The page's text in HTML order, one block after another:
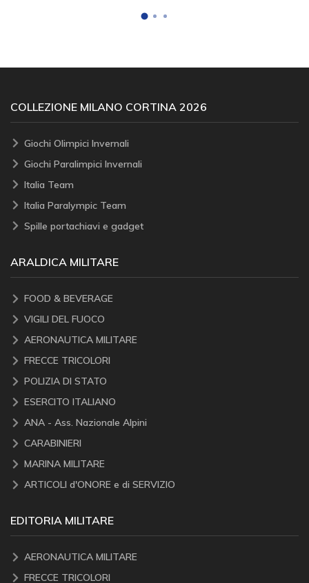
COLLEZIONE MILANO CORTINA 2026
Giochi Olimpici Invernali
Giochi Paralimpici Invernali
Italia Team
Italia Paralympic Team
Spille portachiavi e gadget
ARALDICA MILITARE
FOOD & BEVERAGE
VIGILI DEL FUOCO
AERONAUTICA MILITARE
FRECCE TRICOLORI
POLIZIA DI STATO
ESERCITO ITALIANO
ANA - Ass. Nazionale Alpini
CARABINIERI
MARINA MILITARE
ARTICOLI d'ONORE e di SERVIZIO
EDITORIA MILITARE
AERONAUTICA MILITARE
FRECCE TRICOLORI